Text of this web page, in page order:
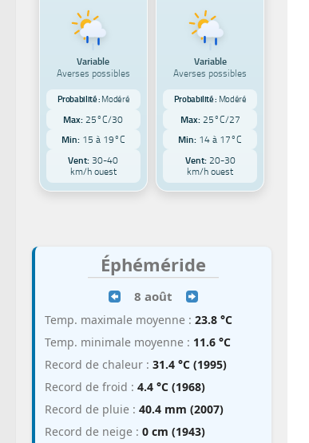
Variable
Averses possibles
Probabilité : Modéré
Max: 25°C/30
Min: 15 à 19°C
Vent: 30-40
km/h ouest
Variable
Averses possibles
Probabilité : Modéré
Max: 25°C/27
Min: 14 à 17°C
Vent:20-30
km/h ouest
Éphéméride
8 août
Temp. maximale moyenne : 23.8 °C
Temp. minimale moyenne : 11.6 °C
Record de chaleur : 31.4 °C (1995)
Record de froid : 4.4 °C (1968)
Record de pluie : 40.4 mm (2007)
Record de neige : 0 cm (1943)